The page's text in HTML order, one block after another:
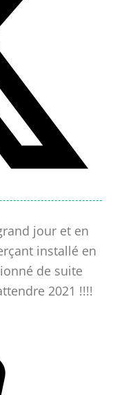
jour et en
installé en
de suite
2021 !!!!